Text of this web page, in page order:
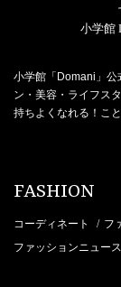
小学館
小学館「Domani」公
ン・美容・ライフス
持ちよくなれる！こ
FASHION
コーディネート / フ
ファッションニュース